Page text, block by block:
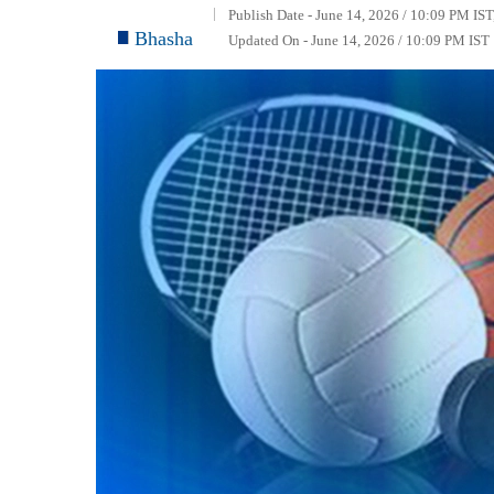
Bhasha
Publish Date - June 14, 2026 / 10:09 PM
Updated On - June 14, 2026 / 10:09 PM IST